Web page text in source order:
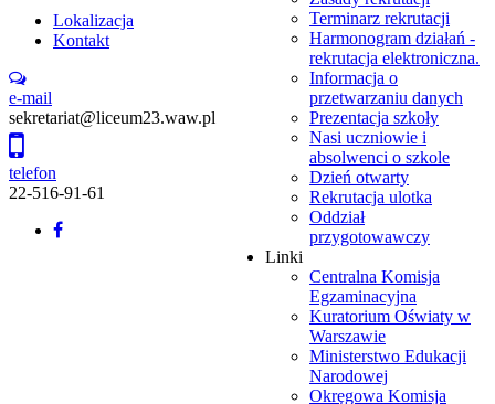
Terminarz rekrutacji
Harmonogram działań -
rekrutacja elektroniczna.
Informacja o
przetwarzaniu danych
Prezentacja szkoły
Nasi uczniowie i
absolwenci o szkole
Dzień otwarty
Rekrutacja ulotka
Oddział
przygotowawczy
Linki
Centralna Komisja
Egzaminacyjna
Kuratorium Oświaty w
Warszawie
Ministerstwo Edukacji
Narodowej
Okręgowa Komisja
Lokalizacja
Kontakt
e-mail
sekretariat@liceum23.waw.pl
telefon
22-516-91-61
Back